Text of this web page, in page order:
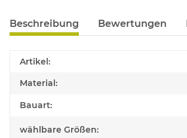
Beschreibung Bewertungen
Produkteigenschaft
Wert
Artikel:
Material:
Bauart:
wählbare Größen: